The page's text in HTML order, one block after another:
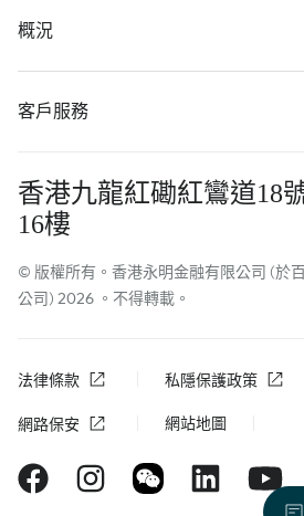
概況
客戶服務
香港九龍紅磡紅鸞道18
16樓
© 版權所有。香港永明金融有限公司 (於
公司) 2026 。不得轉載。
法律條款 私隱保護政策
網路保安 網站地圖